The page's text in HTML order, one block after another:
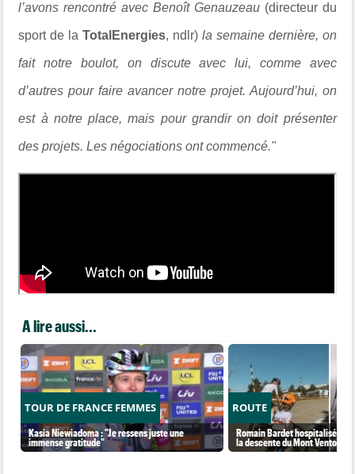
l’avons rencontré avec Benoît Genauzeau (directeur du
sport de laTotalEnergies, ndlr) la semaine dernière, on
fait notre boulot, on discute avec lui, comme avec
d’autres pour faire avancer notre projet. Aujourd’hui, on
est à notre place, mais pour grandir on doit présenter
des projets. Les négociations ont commencé."
A lire aussi...
TOUR DE FRANCE FEMMES
Kasia Niewiadoma : "Je ressens juste une
immense gratitude"
ROUTE
Romain Bardet hospitalisé
la descente du Mont Ventoux